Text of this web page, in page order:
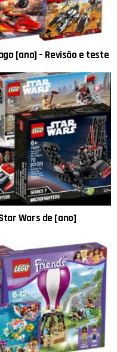
[ano] – Revisão e teste
Wars de [ano]